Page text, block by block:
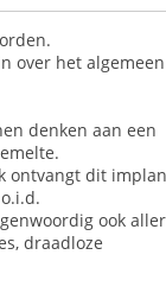
over het algemeen
denken aan een
ontvangt dit
ook
draadloze